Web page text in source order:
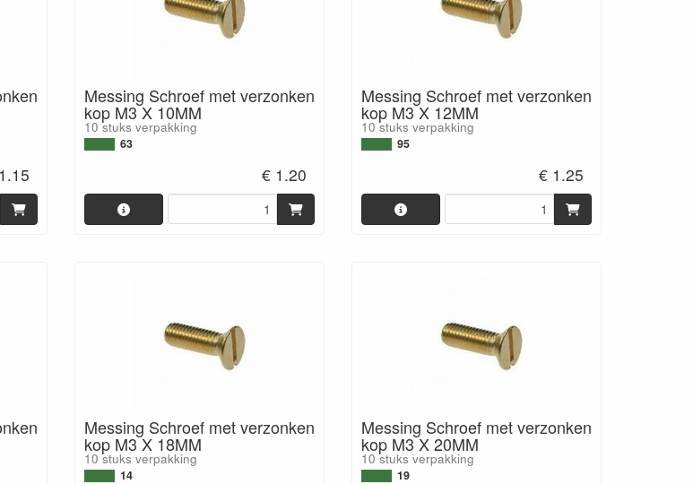
Messing Schroef met verzonken
kop M3 X 10MM
10 stuks verpakking
63
€ 1.20
Messing Schroef met verzonken
kop M3 X 12MM
10 stuks verpakking
95
€ 1.25
Messing Schroef met verzonken
kop M3 X 18MM
10 stuks verpakking
14
Messing Schroef met verzonken
kop M3 X 20MM
10 stuks verpakking
19